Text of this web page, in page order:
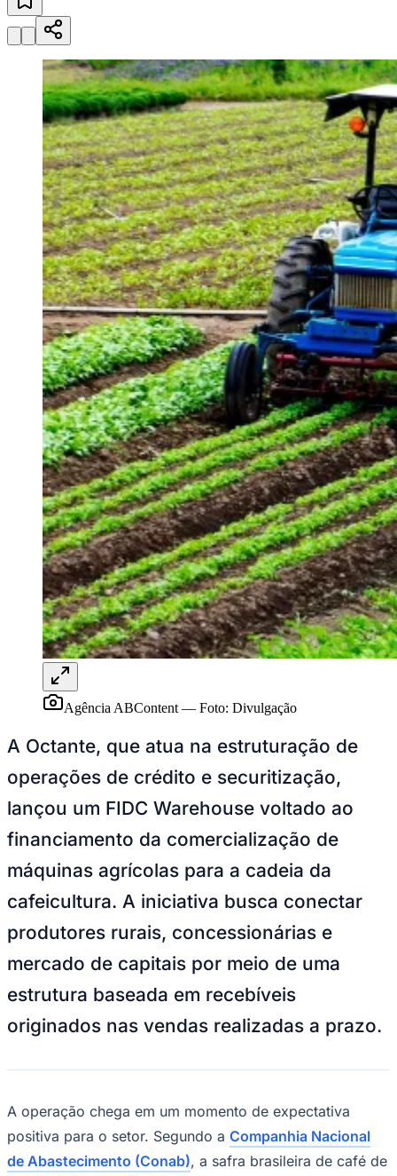
Juventude
Esportes ao Vivo
atualizadas
Paulistão, Brasileirão, Champions League e mais. Placar em tempo
real, classificação e notícias esportivas.
Acompanhar jogos
Newsletter Bom Dia Barueri
Entretenimento Completo
Resultados das Loterias
Esportes ao Vivo
Trânsito em Tempo Real
Clima e Previsão do Tempo
Vagas de Emprego
Portal Pet
Explore Barueri
Guia de Empresas
Publicidade Anuncie Aqui
Seguir 4min de leitura
Crédito estruturado apoia mecanização
da cafeicultura
Redação Jornal de Barueri
30 de junho de 2026 às 14:19
A Octante, que atua na estruturação de
operações de crédito e securitização,